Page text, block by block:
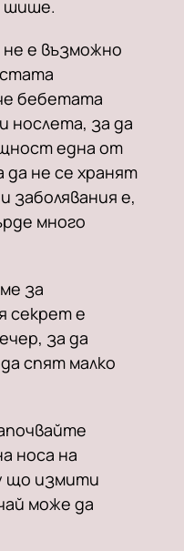
шише.
е възможно
бебетата
нослета, за да
една от
не се хранят
заболявания е,
много
за
секрет е
за да
спят малко
носа на
що измити
може да